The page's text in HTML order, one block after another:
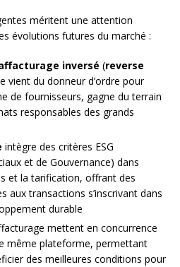
méritent une attention
évolutions futures du marché :
inversé (reverse
vient du donneur d’ordre pour
de fournisseurs, gagne du terrain
responsables des grands
intègre des critères ESG
et de Gouvernance) dans
et la tarification, offrant des
aux transactions s’inscrivant dans
durable
mettent en concurrence
même plateforme, permettant
des meilleures conditions pour